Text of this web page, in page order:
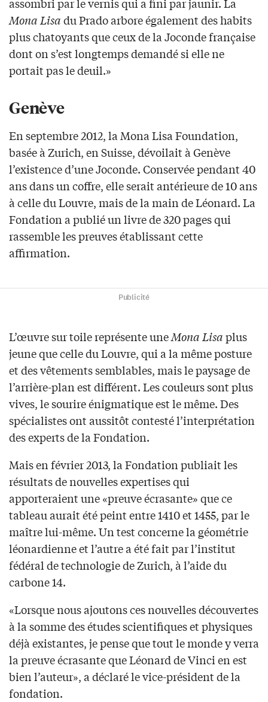
assombri par le vernis qui a fini par jaunir. La
Mona Lisadu Prado arbore également des habits
plus chatoyants que ceux de la Joconde française
dont on s’est longtemps demandé si elle ne
portait pas le deuil.»
Genève
En septembre 2012, la Mona Lisa Foundation,
basée à Zurich, en Suisse, dévoilait à Genève
l’existence d’une Joconde. Conservée pendant 40
ans dans un coffre, elle serait antérieure de 10 ans
à celle du Louvre, mais de la main de Léonard. La
Fondation a publié un livre de 320 pages qui
rassemble les preuves établissant cette
affirmation.
Publicité
L’œuvre sur toile représente uneMona Lisaplus
jeune que celle du Louvre, qui a la même posture
et des vêtements semblables, mais le paysage de
l’arrière-plan est différent. Les couleurs sont plus
vives, le sourire énigmatique est le même. Des
spécialistes ont aussitôt contesté l’interprétation
des experts de la Fondation.
Mais en février 2013, la Fondation publiait les
résultats de nouvelles expertises qui
apporteraient une «preuve écrasante» que ce
tableau aurait été peint entre 1410 et 1455, par le
maître lui-même. Un test concerne la géométrie
léonardienne et l’autre a été fait par l’institut
fédéral de technologie de Zurich, à l’aide du
carbone 14.
«Lorsque nous ajoutons ces nouvelles découvertes
à la somme des études scientifiques et physiques
déjà existantes, je pense que tout le monde y verra
la preuve écrasante que Léonard de Vinci en est
bien l’auteur», a déclaré le vice-président de la
fondation.